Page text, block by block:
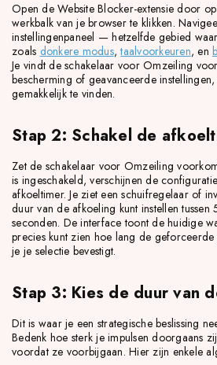
Open de Website Blocker-extensie door
werkbalk van je browser te klikken.
instellingenpaneel — hetzelfde gebied
zoals donkere modus,taalvoorkeuren, en
Je vindt de schakelaar voor Omzeiling
bescherming of geavanceerde
gemakkelijk te vinden.
Stap 2: Schakel de
Zet de schakelaar voor Omzeiling
is ingeschakeld, verschijnen de
afkoeltimer. Je ziet een schuifregelaar of
duur van de afkoeling kunt instellen
seconden. De interface toont de huidige
precies kunt zien hoe lang de
je je selectie bevestigt.
Stap 3: Kies de duur van
Dit is waar je een strategische beslissing
Bedenk hoe sterk je impulsen doorgaans
voordat ze voorbijgaan. Hier zijn enkele